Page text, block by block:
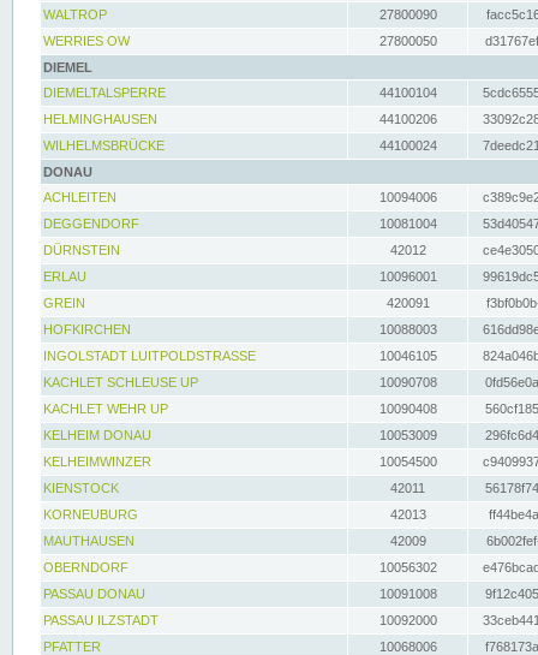
WALTROP
27800090
WERRIES OW
27800050
DIEMEL
DIEMELTALSPERRE
44100104
HELMINGHAUSEN
44100206
WILHELMSBRÜCKE
44100024
DONAU
ACHLEITEN
10094006
DEGGENDORF
10081004
DÜRNSTEIN
42012
ERLAU
10096001
GREIN
420091
HOFKIRCHEN
10088003
INGOLSTADT LUITPOLDSTRASSE
10046105
KACHLET SCHLEUSE UP
10090708
KACHLET WEHR UP
10090408
KELHEIM DONAU
10053009
KELHEIMWINZER
10054500
KIENSTOCK
42011
KORNEUBURG
42013
MAUTHAUSEN
42009
OBERNDORF
10056302
PASSAU DONAU
10091008
PASSAU ILZSTADT
10092000
PFATTER
10068006